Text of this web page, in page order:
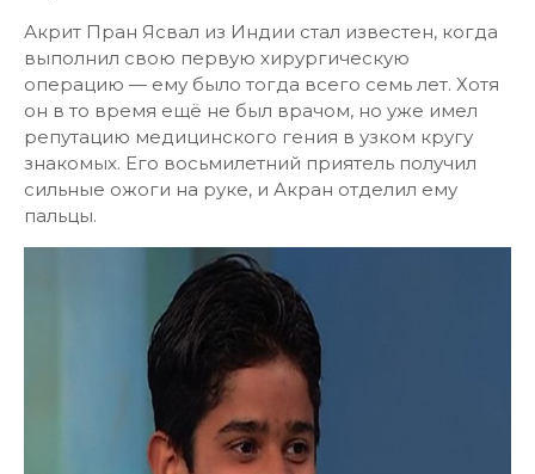
Акрит Пран Ясвал из Индии стал известен, когда
выполнил свою первую хирургическую
операцию — ему было тогда всего семь лет. Хотя
он в то время ещё не был врачом, но уже имел
репутацию медицинского гения в узком кругу
знакомых. Его восьмилетний приятель получил
сильные ожоги на руке, и Акран отделил ему
пальцы.